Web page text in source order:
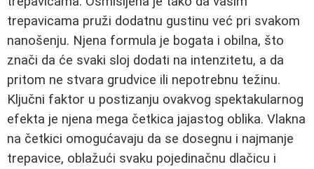
trepavicama pruži dodatnu gustinu već pri svakom
nanošenju. Njena formula je bogata i obilna, što
znači da će svaki sloj dodati na intenzitetu, a da
pritom ne stvara grudvice ili nepotrebnu težinu.
Ključni faktor u postizanju ovakvog spektakularnog
efekta je njena mega četkica jajastog oblika. Vlakna
na četkici omogućavaju da se dosegnu i najmanje
trepavice, oblažući svaku pojedinačnu dlačicu i